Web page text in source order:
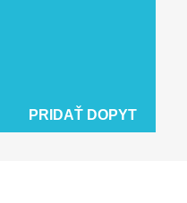
PRIDAŤ DOPYT